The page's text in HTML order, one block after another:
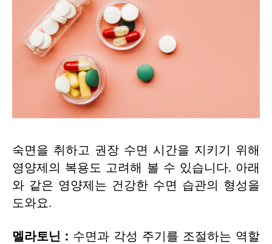
숙면을 취하고 권장 수면 시간을 지키기 위해
영양제의 복용도 고려해 볼 수 있습니다. 아래
와 같은 영양제는 건강한 수면 습관의 형성을
도와요.
멜라토닌 : 수면과 각성 주기를 조절하는 역할